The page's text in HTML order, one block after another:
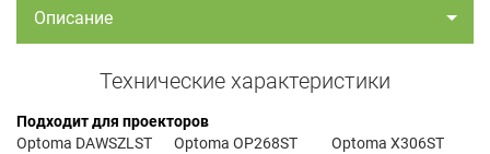
Описание
Технические характеристики
Подходит для проекторов
Optoma DAWSZLST
Optoma OP268ST
Optoma X306ST